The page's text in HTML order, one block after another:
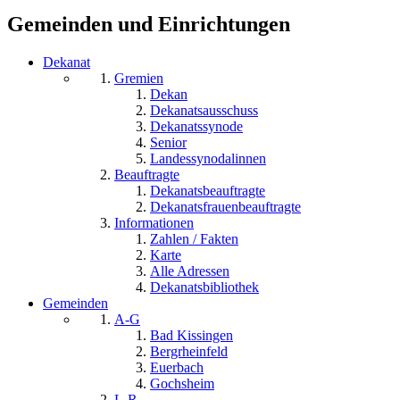
Gemeinden und Einrichtungen
Dekanat
Gremien
Dekan
Dekanatsausschuss
Dekanatssynode
Senior
Landessynodalinnen
Beauftragte
Dekanatsbeauftragte
Dekanatsfrauenbeauftragte
Informationen
Zahlen / Fakten
Karte
Alle Adressen
Dekanatsbibliothek
Gemeinden
A-G
Bad Kissingen
Bergrheinfeld
Euerbach
Gochsheim